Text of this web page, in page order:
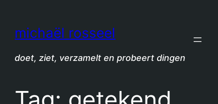
michaël rosseel
doet, ziet, verzamelt en probeert dingen